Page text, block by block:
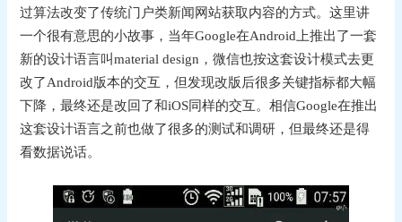
过算法改变了传统门户类新闻网站获取内容的方式。这里讲
一个很有意思的小故事，当年Google在Android上推出了一套
新的设计语言叫material design，微信也按这套设计模式去更
改了Android版本的交互，但发现改版后很多关键指标都大幅
下降，最终还是改回了和iOS同样的交互。相信Google在推出
这套设计语言之前也做了很多的测试和调研，但最终还是得
看数据说话。